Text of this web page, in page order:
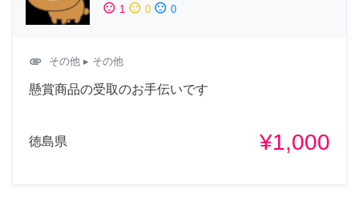
sentiment_satisfied 1 sentiment_neutral 0 sentiment_dissatisfied 0
attachment その他 ▸ その他
懸賞商品の受取のお手伝いです
徳島県 ¥1,000